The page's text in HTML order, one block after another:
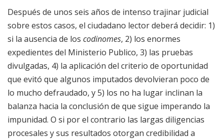
Después de unos seis años de intenso trajinar judicial
sobre estos casos, el ciudadano lector deberá decidir: 1)
si la ausencia de los codinomes, 2) los enormes
expedientes del Ministerio Publico, 3) las pruebas
divulgadas, 4) la aplicación del criterio de oportunidad
que evitó que algunos imputados devolvieran poco de
lo mucho defraudado, y 5) los no ha lugar inclinan la
balanza hacia la conclusión de que sigue imperando la
impunidad. O si por el contrario las largas diligencias
procesales y sus resultados otorgan credibilidad a